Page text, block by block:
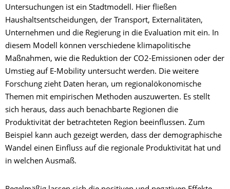
Untersuchungen ist ein Stadtmodell. Hier fließen
Haushaltsentscheidungen, der Transport, Externalitäten,
Unternehmen und die Regierung in die Evaluation mit ein. In
diesem Modell können verschiedene klimapolitische
Maßnahmen, wie die Reduktion der CO2-Emissionen oder der
Umstieg auf E-Mobility untersucht werden. Die weitere
Forschung zieht Daten heran, um regionalökonomische
Themen mit empirischen Methoden auszuwerten. Es stellt
sich heraus, dass auch benachbarte Regionen die
Produktivität der betrachteten Region beeinflussen. Zum
Beispiel kann auch gezeigt werden, dass der demographische
Wandel einen Einfluss auf die regionale Produktivität hat und
in welchen Ausmaß.